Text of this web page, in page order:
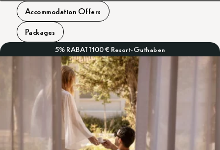
Accommodation Offers
Packages
5% RABATT100 € Resort-Guthaben